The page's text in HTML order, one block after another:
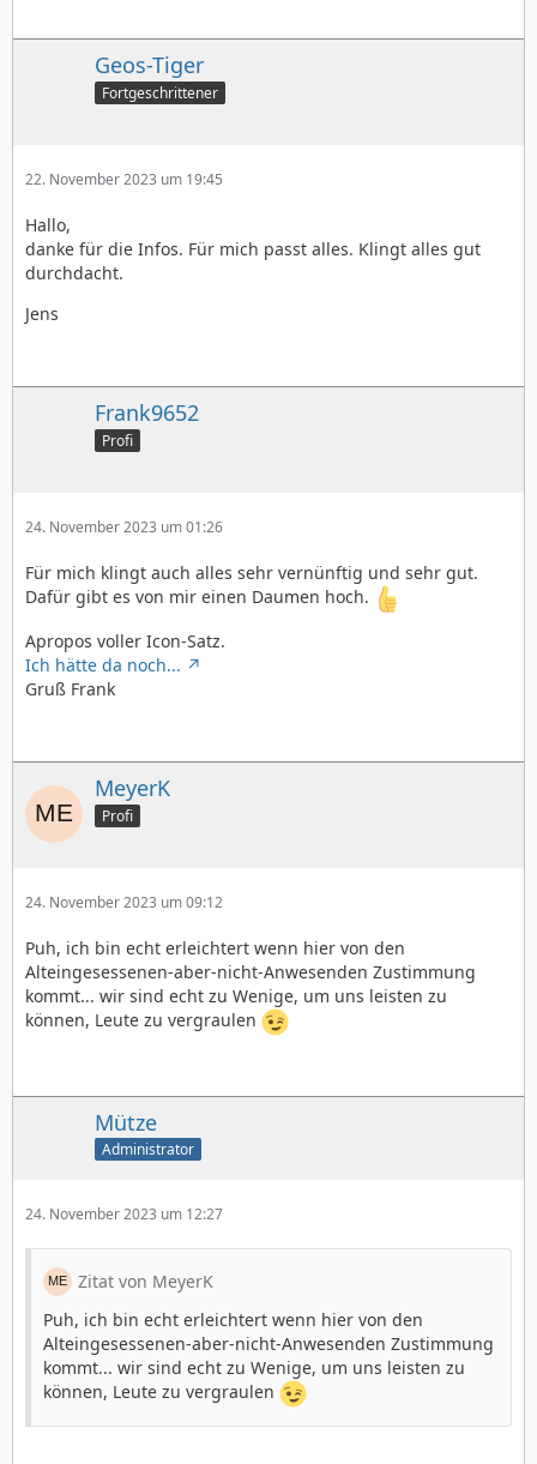
Geos-Tiger
Fortgeschrittener
22. November 2023 um 19:45
Hallo,
danke für die Infos. Für mich passt alles. Klingt alles gut
durchdacht.
Jens
Frank9652
Profi
24. November 2023 um 01:26
Für mich klingt auch alles sehr vernünftig und sehr gut.
Dafür gibt es von mir einen Daumen hoch.
Apropos voller Icon-Satz.
Ich hätte da noch...
Gruß Frank
MeyerK
Profi
24. November 2023 um 09:12
Puh, ich bin echt erleichtert wenn hier von den
Alteingesessenen-aber-nicht-Anwesenden Zustimmung
kommt... wir sind echt zu Wenige, um uns leisten zu
können, Leute zu vergraulen
Mütze
Administrator
24. November 2023 um 12:27
Zitat von MeyerK
Puh, ich bin echt erleichtert wenn hier von den
Alteingesessenen-aber-nicht-Anwesenden Zustimmung
kommt... wir sind echt zu Wenige, um uns leisten zu
können, Leute zu vergraulen